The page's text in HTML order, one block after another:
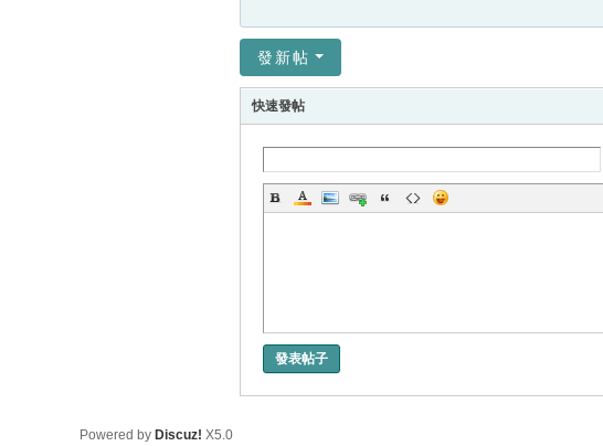
發新帖
快速發帖
發表帖子
Powered by Discuz! X5.0